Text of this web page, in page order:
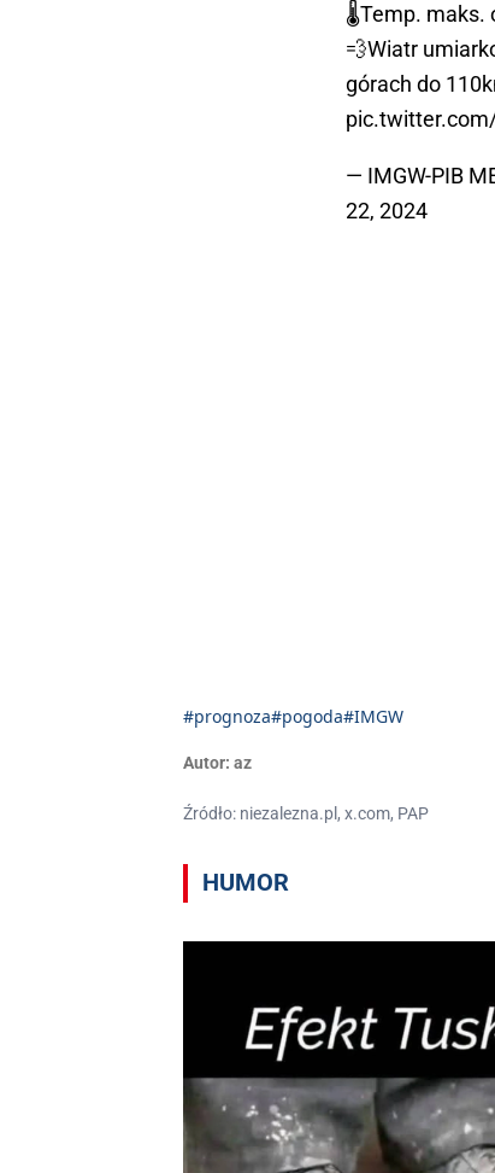
🌡️Temp. maks.
💨Wiatr
górach do
— IMGW-PIB
22, 2024
#prognoza#pogoda#IMGW
Autor: az
Źródło: niezalezna.pl, x.com, PAP
HUMOR